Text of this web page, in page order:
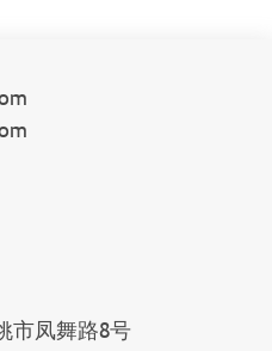
市凤舞路8号